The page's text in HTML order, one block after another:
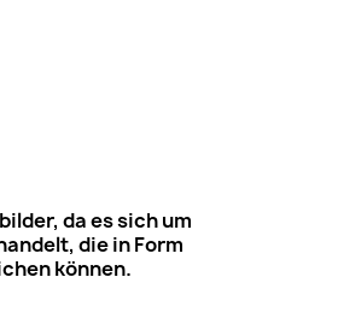
da es sich um
die in Form
können.